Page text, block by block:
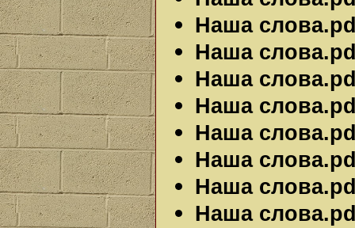
Наша
Наша
Наша
Наша
Наша
Наша
Наша
Наша